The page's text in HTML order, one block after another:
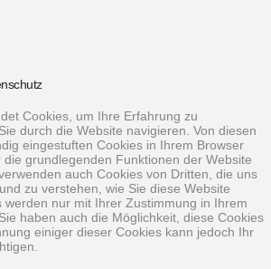
Cookies, um Ihre Erfahrung zu
durch die Website navigieren. Von diesen
eingestuften Cookies in Ihrem Browser
grundlegenden Funktionen der Website
auch Cookies von Dritten, die uns
zu verstehen, wie Sie diese Website
werden nur mit Ihrer Zustimmung in Ihrem
haben auch die Möglichkeit, diese Cookies
einiger dieser Cookies kann jedoch Ihr